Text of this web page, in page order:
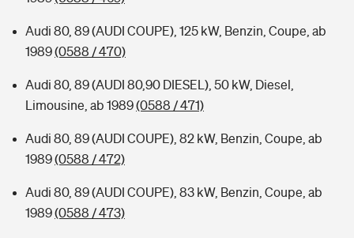
Audi 80, 89 (AUDI COUPE), 125 kW, Benzin, Coupe, ab
1989(0588 / 470)
Audi 80, 89 (AUDI 80,90 DIESEL), 50 kW, Diesel,
Limousine, ab 1989(0588 / 471)
Audi 80, 89 (AUDI COUPE), 82 kW, Benzin, Coupe, ab
1989(0588 / 472)
Audi 80, 89 (AUDI COUPE), 83 kW, Benzin, Coupe, ab
1989(0588 / 473)